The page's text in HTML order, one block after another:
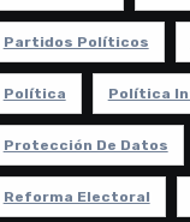
Partidos Políticos
Política Política
Protección De Datos
Reforma Electoral